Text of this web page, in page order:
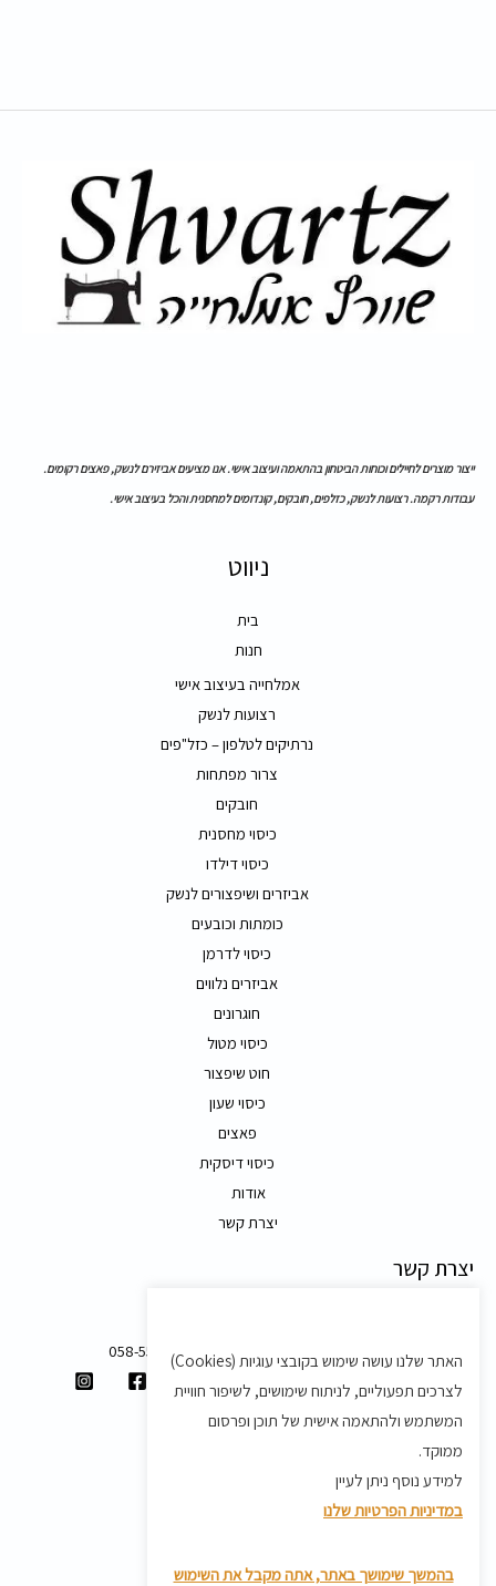
ייצור מוצרים לחיילים וכוחות הביטחון בהתאמה ועיצוב אישי. אנו מציעים אביזירם לנשק, פאצים רקומים.
עבודות רקמה. רצועות לנשק, כזלפים, חובקים, קונדומים למחסנית והכל בעיצוב אישי.
ניווט
בית
חנות
אמלחייה בעיצוב אישי
רצועות לנשק
נרתיקים לטלפון – כזל"פים
צרור מפתחות
חובקים
כיסוי מחסנית
כיסוי דילדו
אביזרים ושיפצורים לנשק
כומתות וכובעים
כיסוי לדרמן
אביזרים נלווים
חוגרונים
כיסוי מטול
חוט שיפצור
כיסוי שעון
פאצים
כיסוי דיסקית
אודות
יצרת קשר
יצרת קשר
058-5557588
shvartz.order@gmail.com
תנאים ותקנון
מדיניות החזרת מוצרים
האתר שלנו עושה שימוש בקובצי עוגיות (Cookies)
לצרכים תפעוליים, לניתוח שימושים, לשיפור חוויית
המשתמש ולהתאמה אישית של תוכן ופרסום
ממוקד.
למידע נוסף ניתן לעיין
במדיניות הפרטיות שלנו
בהמשך שימושך באתר, אתה מקבל את השימוש